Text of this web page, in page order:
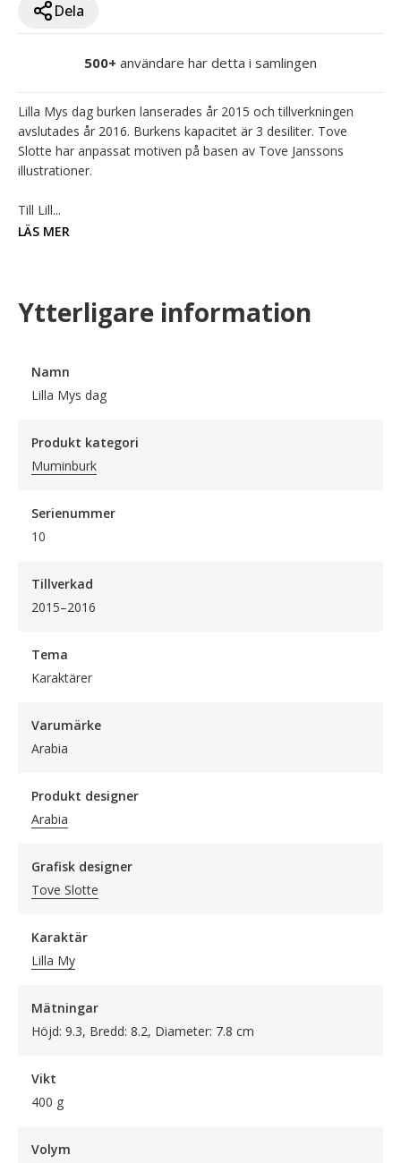
Dela
500+ användare har detta i samlingen
Lilla Mys dag burken lanserades år 2015 och tillverkningen
avslutades år 2016. Burkens kapacitet är 3 desiliter. Tove
Slotte har anpassat motiven på basen av Tove Janssons
illustrationer.
Till Lill...
LÄS MER
Ytterligare information
Namn
Lilla Mys dag
Produkt kategori
Muminburk
Serienummer
10
Tillverkad
2015–2016
Tema
Karaktärer
Varumärke
Arabia
Produkt designer
Arabia
Grafisk designer
Tove Slotte
Karaktär
Lilla My
Mätningar
Höjd: 9.3, Bredd: 8.2, Diameter: 7.8 cm
Vikt
400 g
Volym